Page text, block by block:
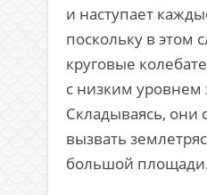
и наступает
поскольку в этом
круговые
с низким уровнем
Складываясь, они
вызвать
большой